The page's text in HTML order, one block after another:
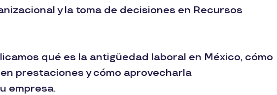
y la toma de decisiones en Recursos
qué es la antigüedad laboral en México, cómo
prestaciones y cómo aprovecharla
empresa.